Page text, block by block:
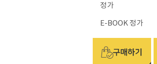
정가
E-BOOK 정가